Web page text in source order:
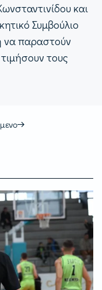
και
Συμβούλιο
να παραστούν
τους